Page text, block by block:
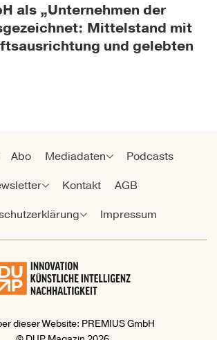
als „Unternehmen der
Mittelstand mit
und gelebten
Abo Mediadaten
Podcasts
Kontakt
AGB
Impressum
dieser Website: PREMIUS GmbH